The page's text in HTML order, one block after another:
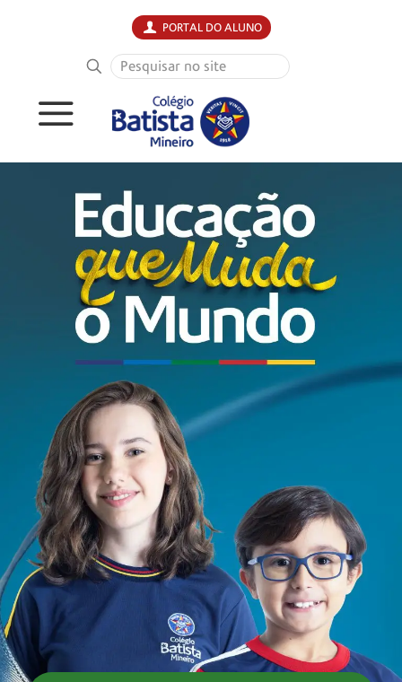
PORTAL DO ALUNO